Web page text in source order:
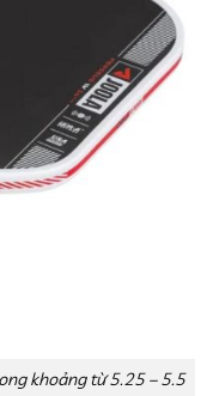
khoảng từ 5.25 – 5.5